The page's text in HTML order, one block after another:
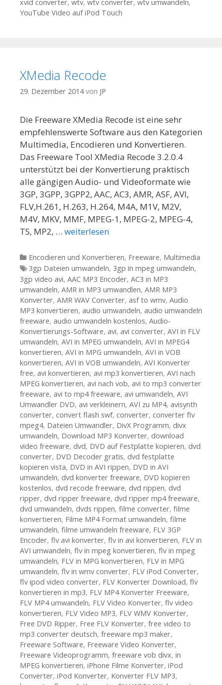
xvid converter, wtv, wtv converter, wtv umwandeln,
YouTube Video auf iPod Touch
XMedia Recode
29. Dezember 2014 von JP
Die Freeware XMedia Recode ist eine sehr
empfehlenswerte Software aus den Kategorien
Multimedia, Encodieren und Konvertieren.
Das Freeware Tool XMedia Recode 3.2.0.4
unterstützt bei der Konvertierung praktisch
alle gängigen Audio- und Videoformate wie
3GP, 3GPP, 3GPP2, AAC, AC3, AMR, ASF, AVI,
FLV,H.261, H.263, H.264, M4A, M1V, M2V,
M4V, MKV, MMF, MPEG-1, MPEG-2, MPEG-4,
TS, MP2, … weiterlesen
Kategorien
Encodieren und Konvertieren, Freeware, Multimedia
Tags
3gp Dateien umwandeln, 3gp in mpeg umwandeln,
3gp video avi, AAC MP3 Encoder, AC3 in MP3
umwandeln, AMR in MP3 umwandlen, AMR MP3
Konverter, AMR WAV Converter, asf to wmv, Audio
MP3 konvertieren, audio umwandeln, audio umwandeln
freeware, audio umwandeln kostenlos, Audio-
Konvertierungs-Software, avi, avi converter, AVI in FLV
umwandeln, AVI in MPEG umwandeln, AVI in MPEG4
konvertieren, AVI in MPG umwandeln, AVI in VOB
konvertieren, AVI in VOB umwandeln, AVI Konverter
free, avi konvertieren, avi mp3 konvertieren, AVI nach
MPEG konvertieren, avi nach vob, avi to mp3 converter
freeware, avi to mp4 freeware, avi umwandeln, AVI
Umwandler DVD, avi verkleinern, AVI zu MP4, avisynth
converter, convert flash swf, converter, converter flv
mpeg4, Dateien Umwandler, DivX Programm, divx
umwandeln, Download MP3 Konverter, download
video freeware, dvd, DVD auf Festplatte kopieren, dvd
converter, DVD Decoder gratis, dvd festplatte
kopieren vista, DVD in AVI rippen, DVD in AVI
umwandeln, dvd konverter freeware, DVD kopieren
kostenlos, dvd recode freeware, dvd rippen, dvd
ripper, dvd ripper freeware, dvd ripper mp4 freeware,
dvd umwandeln, dvds rippen, filme converter, filme
konvertieren, Filme MP4 Format umwandeln, filme
umwandeln, filme umwandeln freeware, FLV 3GP
Encoder, flv avi konverter, flv in avi konvertieren, FLV in
AVI umwandeln, flv in mpeg konvertieren, flv in mpeg
umwandeln, FLV in MPG konvertieren, FLV in MPG
umwandeln, flv in wmv converter, FLV iPod Converter,
flv ipod video converter, FLV Konverter Download, flv
konvertieren in mp3, FLV MP4 Konverter Freeware,
FLV MP4 umwandeln, FLV Video Konverter, flv video
konvertieren, FLV Video MP3, FLV WMV Konverter,
Free DVD Ripper, Free FLV Konverter, free video to
mp3 converter deutsch, freeware mp3 maker,
Freeware Software, Freeware Video Konverter,
Freeware Videoprogramm, freeware vob divx, in
MPEG konvertieren, iPhone Filme Konverter, iPod
Converter, iPod Konverter, Konverter FLV MP3,